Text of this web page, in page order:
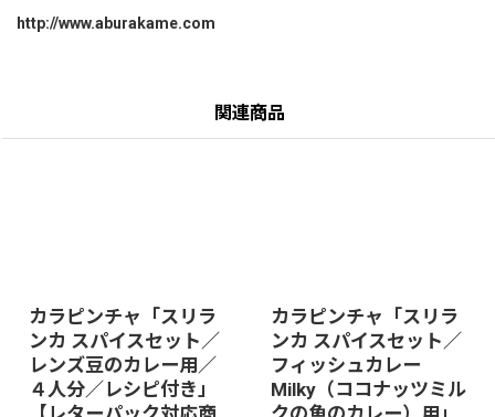
http://www.aburakame.com
関連商品
カラピンチャ「スリラ
ンカ スパイスセット／
レンズ豆のカレー用／
４人分／レシピ付き」
カラピンチャ「スリラ
ンカ スパイスセット／
フィッシュカレー
Milky（ココナッツミル